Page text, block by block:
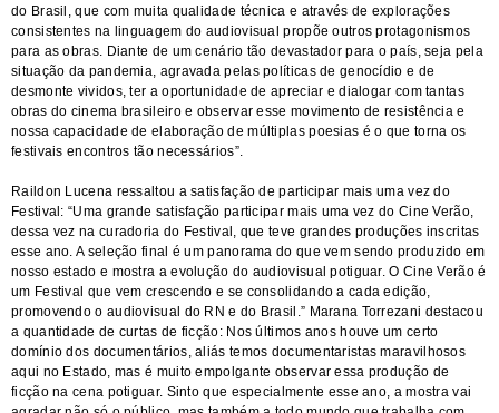
do Brasil, que com muita qualidade técnica e através de explorações
consistentes na linguagem do audiovisual propõe outros protagonismos
para as obras. Diante de um cenário tão devastador para o país, seja pela
situação da pandemia, agravada pelas políticas de genocídio e de
desmonte vividos, ter a oportunidade de apreciar e dialogar com tantas
obras do cinema brasileiro e observar esse movimento de resistência e
nossa capacidade de elaboração de múltiplas poesias é o que torna os
festivais encontros tão necessários”.
Raildon Lucena ressaltou a satisfação de participar mais uma vez do
Festival: “Uma grande satisfação participar mais uma vez do Cine Verão,
dessa vez na curadoria do Festival, que teve grandes produções inscritas
esse ano. A seleção final é um panorama do que vem sendo produzido em
nosso estado e mostra a evolução do audiovisual potiguar. O Cine Verão é
um Festival que vem crescendo e se consolidando a cada edição,
promovendo o audiovisual do RN e do Brasil.” Marana Torrezani destacou
a quantidade de curtas de ficção: Nos últimos anos houve um certo
domínio dos documentários, aliás temos documentaristas maravilhosos
aqui no Estado, mas é muito empolgante observar essa produção de
ficção na cena potiguar. Sinto que especialmente esse ano, a mostra vai